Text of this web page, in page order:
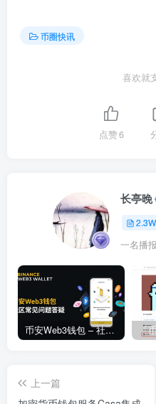
币圈快讯
喜欢就
点赞6
长亭晚
一名播
币安Web3钱包 – 社区常见问题答疑
上一篇